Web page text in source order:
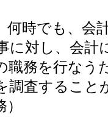
時でも、会
に対し、会
職務を行な
調査すること